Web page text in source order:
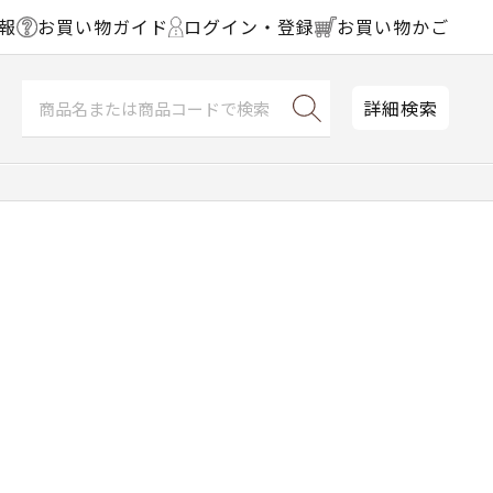
お買い物ガイド ログイン・登録 お買い物かご
詳細検索